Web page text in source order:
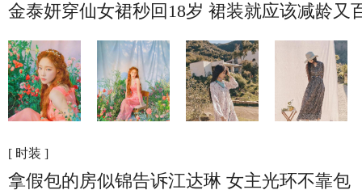
金泰妍穿仙女裙秒回18岁 裙装就应该减龄又
[ 时装 ]
拿假包的房似锦告诉江达琳 女主光环不靠包